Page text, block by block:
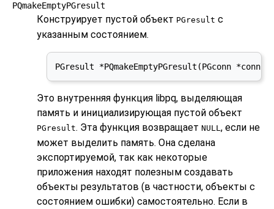
PQmakeEmptyPGresult
Конструирует пустой объект PGresult с
указанным состоянием.
PGresult *PQmakeEmptyPGresult(PGconn
Это внутренняя функция libpq, выделяющая
память и инициализирующая пустой объект
PGresult. Эта функция возвращает NULL , если не
может выделить память. Она сделана
экспортируемой, так как некоторые
приложения находят полезным создавать
объекты результатов (в частности, объекты с
состоянием ошибки) самостоятельно. Если в